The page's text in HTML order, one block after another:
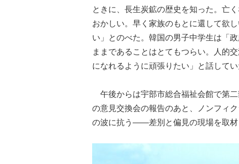
ときに、長生炭鉱の歴史を知った。亡
おかしい。早く家族のもとに還して欲
い」とのべた。韓国の男子中学生は「
ままであることはとてもつらい。人的
になれるように頑張りたい」と話してい
午後からは宇部市総合福祉会館で第
の意見交換会の報告のあと、ノンフィ
の波に抗う――差別と偏見の現場を取材